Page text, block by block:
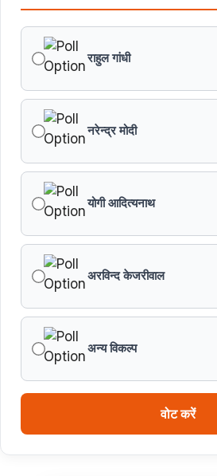
राहुल गांधी
नरेन्द्र मोदी
योगी आदित्यनाथ
अरविन्द केजरीवाल
अन्य विकल्प
वोट करें